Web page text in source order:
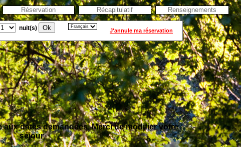
Réservation Récapitulatif Renseignements
nuit(s) J'annule ma réservation
dates demandées. Merci de modifier votre
séjour.